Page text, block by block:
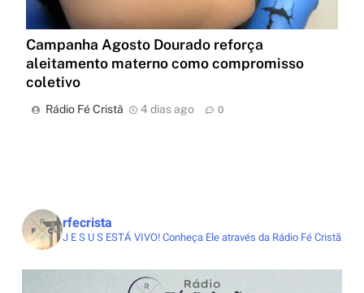
Campanha Agosto Dourado reforça
aleitamento materno como compromisso
coletivo
Rádio Fé Cristã 4 dias ago 0
rfecrista
J E S U S ESTÁ VIVO!Conheça Ele através da Rádio Fé Cristã